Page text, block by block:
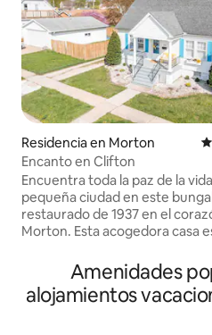
Residencia en Morton
Encanto en Clifton
Encuentra toda la paz de la
pequeña ciudad en este
restaurado de 1937 en el
Morton. Esta acogedora casa
ubicación ideal a poca
varios bares/restaurantes,
cafeterías y senderos para
Amenidades
alojamientos